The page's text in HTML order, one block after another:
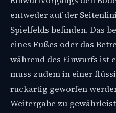
entweder auf der
Spielfelds befinden. Das
eines Fußes oder das
während des Einwurfs ist
muss zudem in einer
ruckartig geworfen
Weitergabe zu